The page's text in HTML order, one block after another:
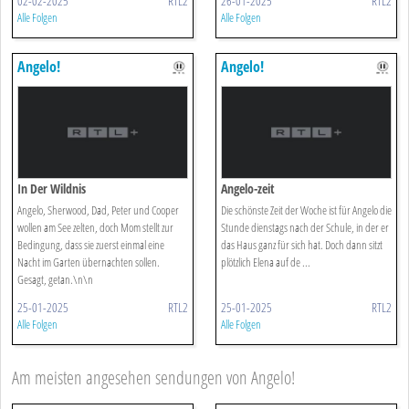
Alle Folgen Alle Folgen
Angelo!
In Der Wildnis
Angelo, Sherwood, Dad, Peter und Cooper
wollen am See zelten, doch Mom stellt zur
Bedingung, dass sie zuerst einmal eine
Nacht im Garten übernachten sollen.
Gesagt, getan.\n\n
25-01-2025 RTL2
Alle Folgen
Angelo!
Angelo-zeit
Die schönste Zeit der Woche ist für Angelo die
Stunde dienstags nach der Schule, in der er
das Haus ganz für sich hat. Doch dann sitzt
plötzlich Elena auf de ...
25-01-2025 RTL2
Alle Folgen
Am meisten angesehen sendungen von Angelo!